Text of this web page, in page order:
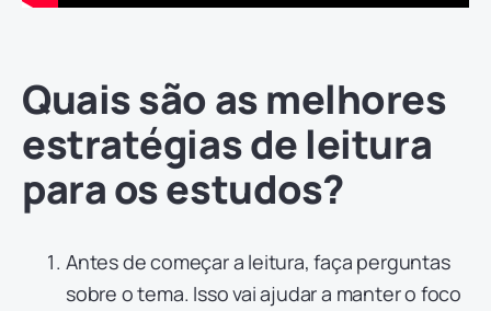
Quais são as melhores
estratégias de leitura
para os estudos?
Antes de começar a leitura, faça perguntas
sobre o tema. Isso vai ajudar a manter o foco